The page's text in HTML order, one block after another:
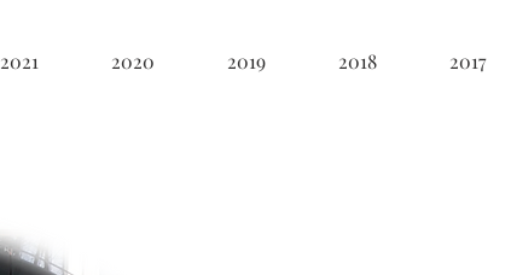
2021 2020 2019 2018 2017